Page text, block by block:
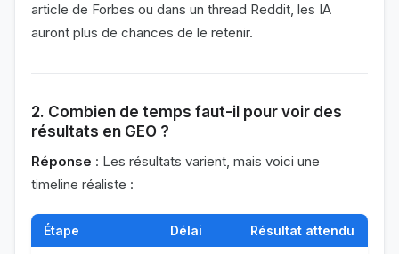
article de Forbes ou dans un thread Reddit, les IA
auront plus de chances de le retenir.
2. Combien de temps faut-il pour voir des
résultats en GEO ?
Réponse : Les résultats varient, mais voici une
timeline réaliste :
Étape Délai Résultat attendu